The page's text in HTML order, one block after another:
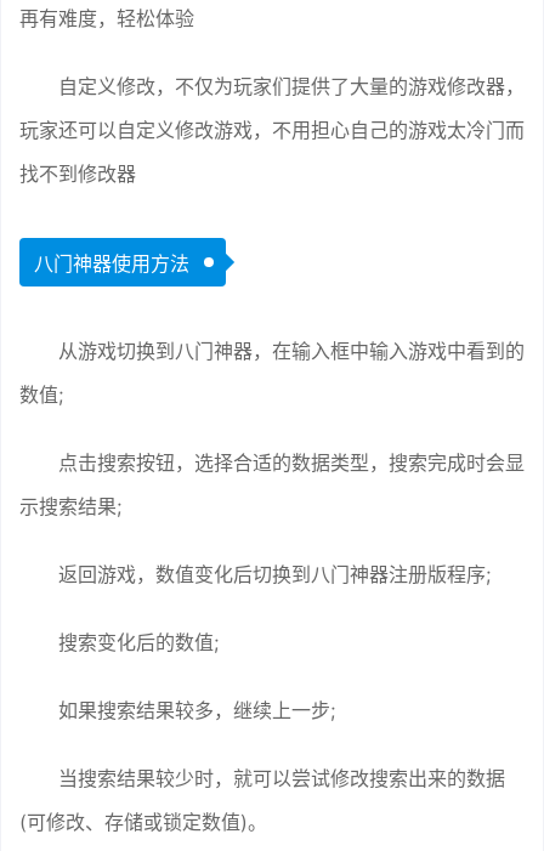
再有难度，轻松体验
自定义修改，不仅为玩家们提供了大量的游戏修改器，
玩家还可以自定义修改游戏，不用担心自己的游戏太冷门而
找不到修改器
八门神器使用方法
从游戏切换到八门神器，在输入框中输入游戏中看到的
数值;
点击搜索按钮，选择合适的数据类型，搜索完成时会显
示搜索结果;
返回游戏，数值变化后切换到八门神器注册版程序;
搜索变化后的数值;
如果搜索结果较多，继续上一步;
当搜索结果较少时，就可以尝试修改搜索出来的数据
(可修改、存储或锁定数值)。